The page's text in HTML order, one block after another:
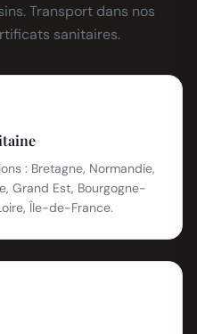
Transport dans nos
sanitaires.
: Bretagne, Normandie,
Grand Est, Bourgogne-
Île-de-France.